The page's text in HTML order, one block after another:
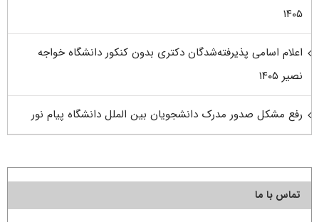
۱۴۰۵
اعلام اسامی پذیرفته‌شدگان دکتری بدون کنکور دانشگاه خواجه
نصیر ۱۴۰۵
رفع مشکل صدور مدرک دانشجویان بین الملل دانشگاه پیام نور
تماس با ما